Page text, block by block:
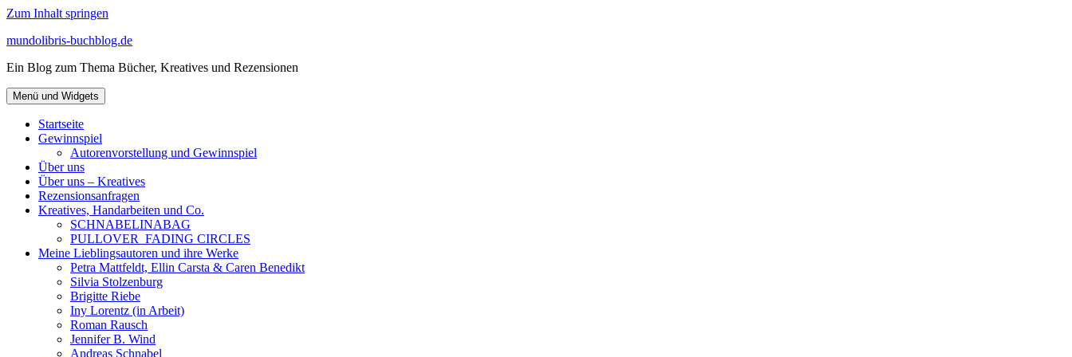
Zum Inhalt springen
mundolibris-buchblog.de
Ein Blog zum Thema Bücher, Kreatives und Rezensionen
Menü und Widgets
Startseite
Gewinnspiel
Autorenvorstellung und Gewinnspiel
Über uns
Über uns – Kreatives
Rezensionsanfragen
Kreatives, Handarbeiten und Co.
SCHNABELINABAG
PULLOVER FADING CIRCLES
Meine Lieblingsautoren und ihre Werke
Petra Mattfeldt, Ellin Carsta & Caren Benedikt
Silvia Stolzenburg
Brigitte Riebe
Iny Lorentz (in Arbeit)
Roman Rausch
Jennifer B. Wind
Andreas Schnabel